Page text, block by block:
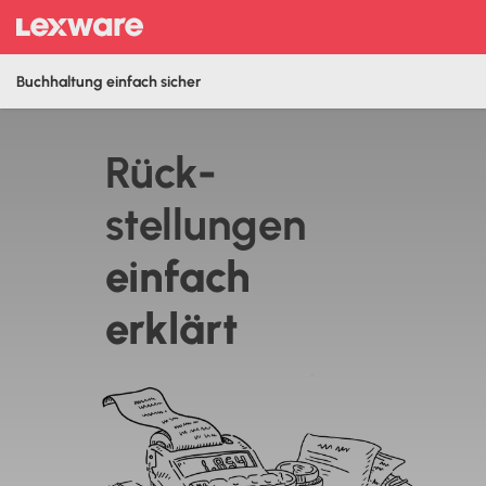
Buchhaltung einfach sicher
Rück­
stellungen
‍einfach
erklärt